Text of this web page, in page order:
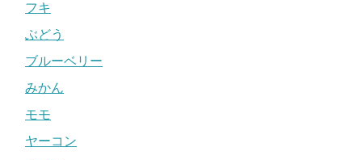
フキ
ぶどう
ブルーベリー
みかん
モモ
ヤーコン